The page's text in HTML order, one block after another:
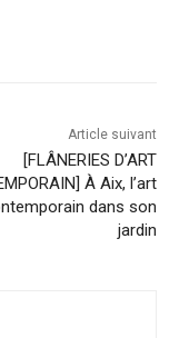
Article suivant
[FLÂNERIES D’ART
À Aix, l’art
dans son
jardin